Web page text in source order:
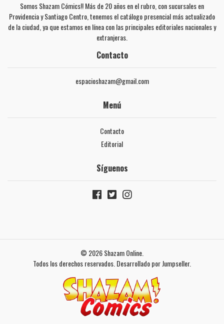
Somos Shazam Cómics!! Más de 20 años en el rubro, con sucursales en
Providencia y Santiago Centro, tenemos el catálogo presencial más actualizado
de la ciudad, ya que estamos en línea con las principales editoriales nacionales y
extranjeras.
Contacto
espacioshazam@gmail.com
Menú
Contacto
Editorial
Síguenos
© 2026 Shazam Online.
Todos los derechos reservados. Desarrollado por Jumpseller.